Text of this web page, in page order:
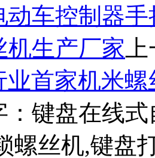
动车控制器
机生产厂家
业首家机米
键盘在线
螺丝机,键盘